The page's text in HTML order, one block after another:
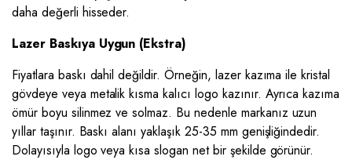
daha değerli hisseder.
Lazer Baskıya Uygun (Ekstra)
Fiyatlara baskı dahil değildir. Örneğin, lazer kazıma ile kristal
gövdeye veya metalik kısma kalıcı logo kazınır. Ayrıca kazıma
ömür boyu silinmez ve solmaz. Bu nedenle markanız uzun
yıllar taşınır. Baskı alanı yaklaşık 25-35 mm genişliğindedir.
Dolayısıyla logo veya kısa slogan net bir şekilde görünür.